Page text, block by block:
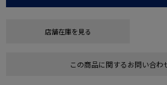
店舗在庫を見る
この商品に関するお問い合わ